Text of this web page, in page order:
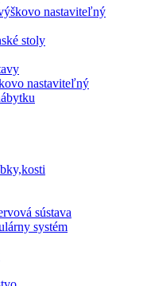
nastaviteľný
stoly
nastaviteľný
sústava
systém